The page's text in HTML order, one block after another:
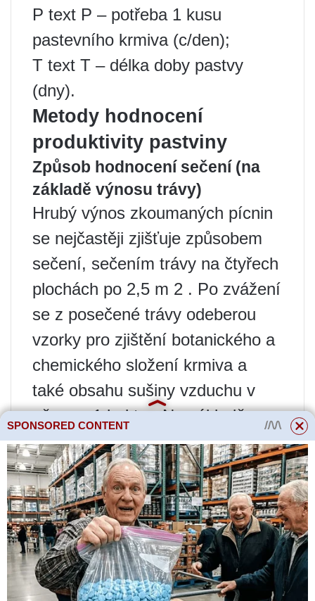
P text P – potřeba 1 kusu
pastevního krmiva (c/den);
T text T – délka doby pastvy
(dny).
Metody hodnocení
produktivity pastviny
Způsob hodnocení sečení (na
základě výnosu trávy)
Hrubý výnos zkoumaných pícnin
se nejčastěji zjišťuje způsobem
sečení, sečením trávy na čtyřech
plochách po 2,5 m 2 . Po zvážení
se z posečené trávy odeberou
vzorky pro zjištění botanického a
chemického složení krmiva a
také obsahu sušiny vzduchu v
něm na 1 hektar. Na základě
výsledků stanovení chemického
složení krmiva se vypočítá
užitkovost pícnin v krmných
jednotkách nebo metabolická
energie. Na základě určitého
koeficientu prosychání trávy se
přepočítá výnos za seno.
SPONSORED CONTENT